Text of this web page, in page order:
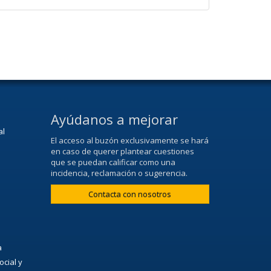
y
Ayúdanos a mejorar
El acceso al buzón exclusivamente se hará
en caso de querer plantear cuestiones
que se puedan calificar como una
incidencia, reclamación o sugerencia.
Contacta con nosotros